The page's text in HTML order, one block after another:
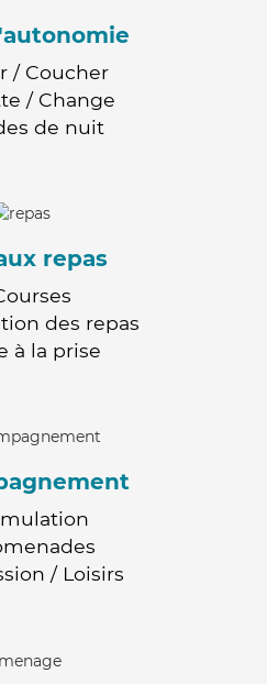
/ Coucher
/ Change
de nuit
repas
des repas
à la prise
/ Loisirs